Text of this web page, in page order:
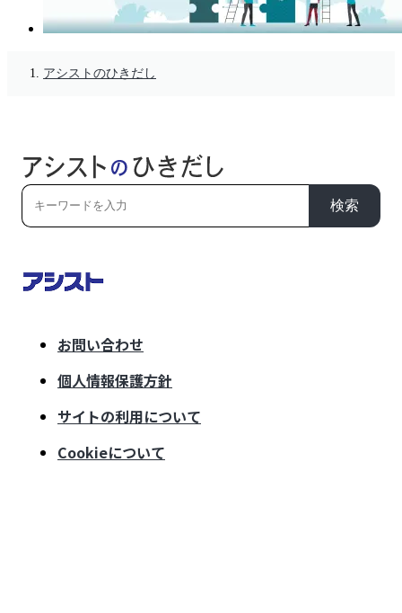
アシストのひきだし
検索
お問い合わせ
個人情報保護方針
サイトの利用について
Cookieについて